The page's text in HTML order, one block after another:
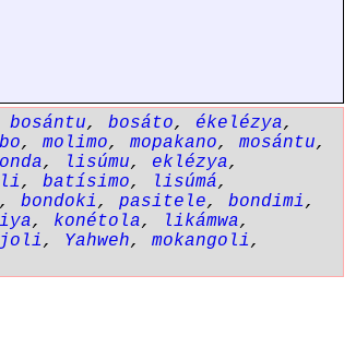
bosántu, bosáto, ékelézya,
, molimo, mopakano, mosántu,
, lisúmu, eklézya,
, batísimo, lisúmá,
, bondoki, pasitele, bondimi,
, konétola, likámwa,
, Yahweh, mokangoli,